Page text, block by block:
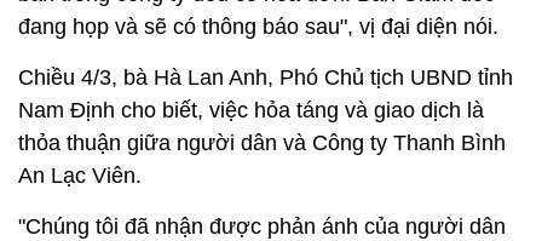
đang họp và sẽ có thông báo sau", vị đại diện nói.
Chiều 4/3, bà Hà Lan Anh, Phó Chủ tịch UBND tỉnh
Nam Định cho biết, việc hỏa táng và giao dịch là
thỏa thuận giữa người dân và Công ty Thanh Bình
An Lạc Viên.
"Chúng tôi đã nhận được phản ánh của người dân